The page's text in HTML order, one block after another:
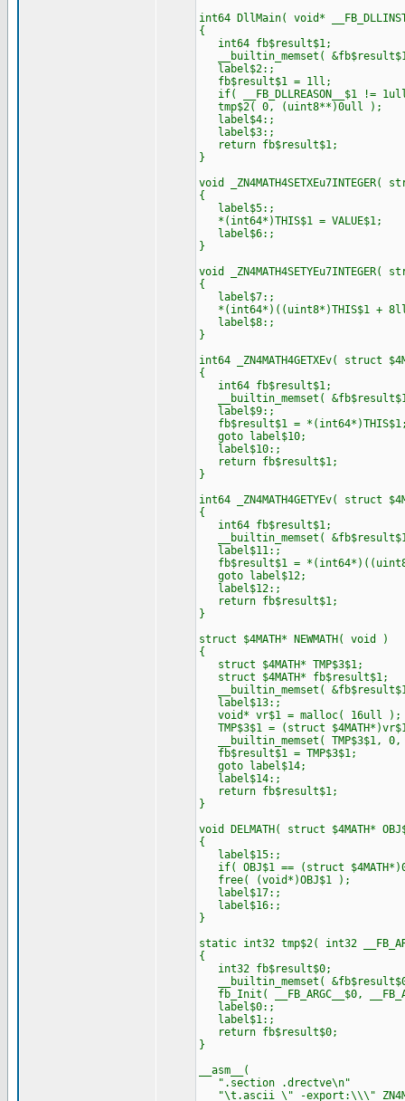
int64 DllMain( void*
{
int64 fb$result$1;
__builtin_memset(
label$2:;
fb$result$1 = 1ll;
if( __FB_DLLREASON__$1 !=
tmp$2( 0, (uint8**)0ull );
label$4:;
label$3:;
return fb$result$1;
}
void
{
label$5:;
*(int64*)THIS$1 = VALUE$1;
label$6:;
}
void
{
label$7:;
*(int64*)((uint8*)THIS$1 + 8ll)
label$8:;
}
int64 _ZN4MATH4GETXEv( struct
{
int64 fb$result$1;
__builtin_memset(
label$9:;
fb$result$1 =
goto label$10;
label$10:;
return fb$result$1;
}
int64 _ZN4MATH4GETYEv( struct
{
int64 fb$result$1;
__builtin_memset(
label$11:;
fb$result$1 =
goto label$12;
label$12:;
return fb$result$1;
}
struct $4MATH* NEWMATH( void )
{
struct $4MATH* TMP$3$1;
struct $4MATH* fb$result$1;
__builtin_memset(
label$13:;
void* vr$1 = malloc( 16ull );
TMP$3$1 = (struct
__builtin_memset( TMP$3$1,
fb$result$1 = TMP$3$1;
goto label$14;
label$14:;
return fb$result$1;
}
void DELMATH( struct $4MATH*
{
label$15:;
if( OBJ$1 == (struct
free( (void*)OBJ$1 );
label$17:;
label$16:;
}
static int32 tmp$2( int32
{
int32 fb$result$0;
__builtin_memset(
fb_Init( __FB_ARGC__$0,
label$0:;
label$1:;
return fb$result$0;
}
__asm__(
".section .drectve\n"
"\t.ascii \" -